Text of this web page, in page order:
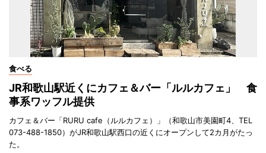
食べる
JR和歌山駅近くにカフェ＆バー「ルルカフェ」 食
事系ワッフル提供
カフェ＆バー「RURU cafe（ルルカフェ）」（和歌山市美園町4、TEL
073-488-1850）がJR和歌山駅西口の近くにオープンして2カ月がたっ
た。